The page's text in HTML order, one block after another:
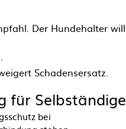
Der Hundehalter will
Schadensersatz.
für Selbständige
bei